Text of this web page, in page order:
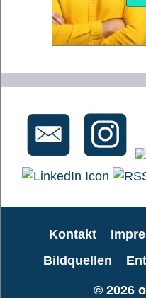
Kontakt
Bildquellen
© 2026